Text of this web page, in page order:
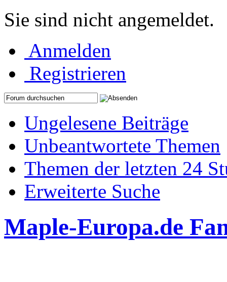
Sie sind nicht angemeldet.
Anmelden
Registrieren
Ungelesene Beiträge
Unbeantwortete Themen
Themen der letzten 24
Erweiterte Suche
Maple-Europa.de